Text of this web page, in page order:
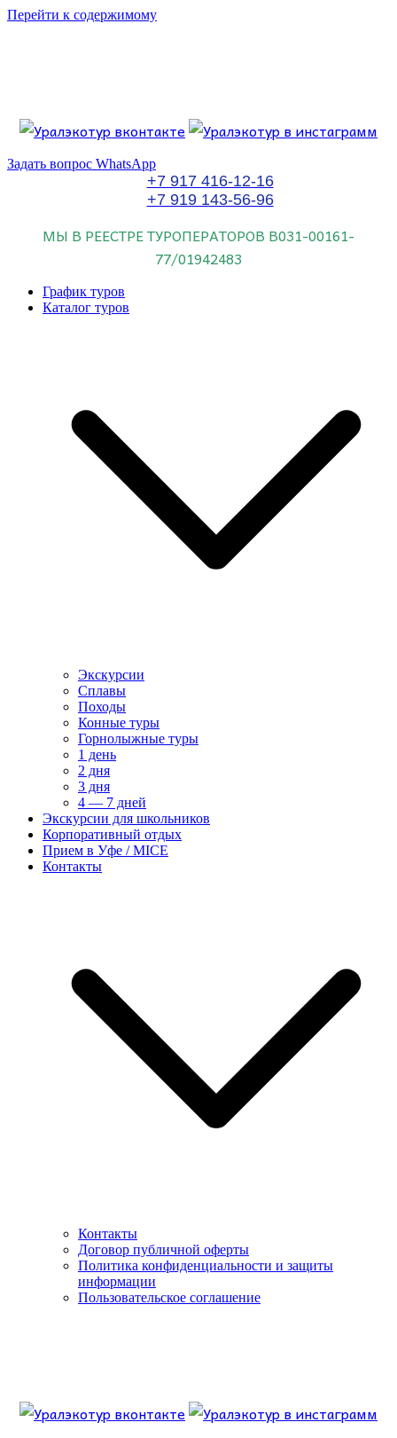
Перейти к содержимому
Знайте об этом.
Задать вопрос WhatsApp
+7 917 416-12-16
+7 919 143-56-96
МЫ В РЕЕСТРЕ ТУРОПЕРАТОРОВ В031-00161-
77/01942483
График туров
Каталог туров
Экскурсии
Сплавы
Походы
Конные туры
Горнолыжные туры
1 день
2 дня
3 дня
4 — 7 дней
Экскурсии для школьников
Корпоративный отдых
Прием в Уфе / MICE
Контакты
Контакты
Договор публичной оферты
Политика конфиденциальности и защиты
информации
Пользовательское соглашение
Знайте об этом.